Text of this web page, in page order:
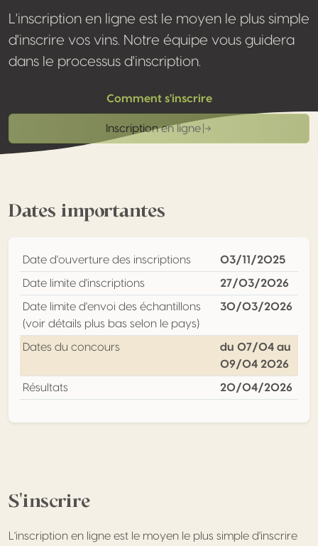
L'inscription en ligne est le moyen le plus simple
d'inscrire vos vins. Notre équipe vous guidera
dans le processus d'inscription.
Comment s'inscrire
Inscription en ligne
Dates importantes
Date d'ouverture des inscriptions 03/11/2025
Date limite d'inscriptions 27/03/2026
Date limite d'envoi des échantillons
(voir détails plus bas selon le pays)
30/03/2026
Dates du concours
du 07/04 au
09/04 2026
Résultats 20/04/2026
S'inscrire
L'inscription en ligne est le moyen le plus simple d'inscrire